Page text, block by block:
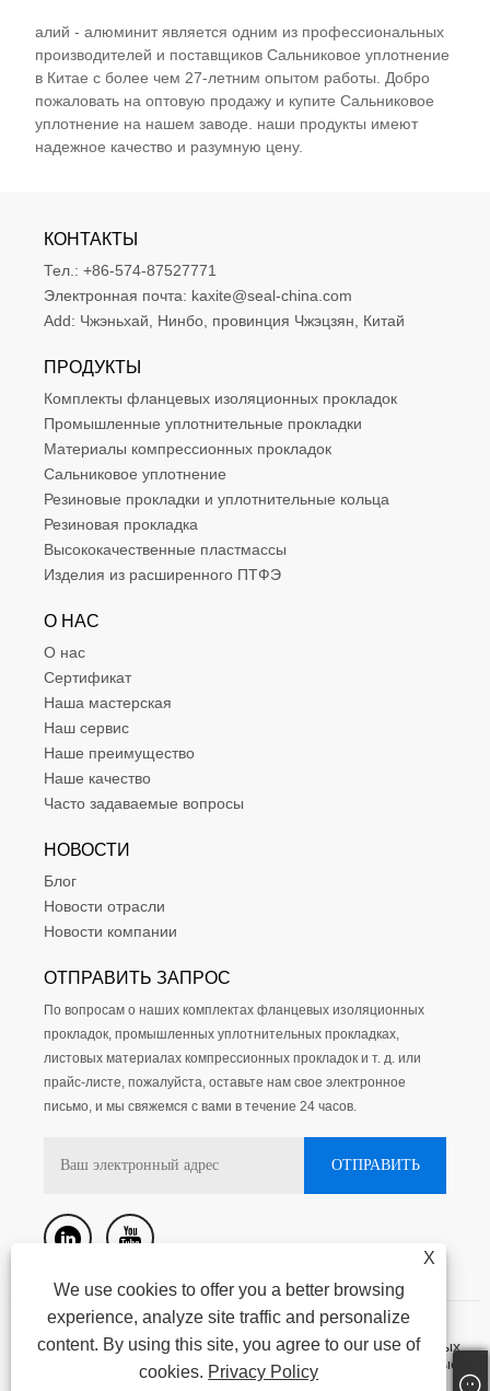
алий - алюминит является одним из профессиональных
производителей и поставщиков Сальниковое уплотнение
в Китае с более чем 27-летним опытом работы. Добро
пожаловать на оптовую продажу и купите Сальниковое
уплотнение на нашем заводе. наши продукты имеют
надежное качество и разумную цену.
КОНТАКТЫ
Тел.: +86-574-87527771
Электронная почта: kaxite@seal-china.com
Add: Чжэньхай, Нинбо, провинция Чжэцзян, Китай
ПРОДУКТЫ
Комплекты фланцевых изоляционных прокладок
Промышленные уплотнительные прокладки
Материалы компрессионных прокладок
Сальниковое уплотнение
Резиновые прокладки и уплотнительные кольца
Резиновая прокладка
Высококачественные пластмассы
Изделия из расширенного ПТФЭ
О НАС
О нас
Сертификат
Наша мастерская
Наш сервис
Наше преимущество
Наше качество
Часто задаваемые вопросы
НОВОСТИ
Блог
Новости отрасли
Новости компании
ОТПРАВИТЬ ЗАПРОС
По вопросам о наших комплектах фланцевых изоляционных
прокладок, промышленных уплотнительных прокладках,
листовых материалах компрессионных прокладок и т. д. или
прайс-листе, пожалуйста, оставьте нам свое электронное
письмо, и мы свяжемся с вами в течение 24 часов.
Авторское право @ 2015-2023 Нинбо Кассит
герметизирующие материалы лтд. - Комплекты фланцевых
изоляционных прокладок, промышленные уплотнительные
прокладки, листовые материалы для компрессионных
X
We use cookies to offer you a better browsing
experience, analyze site traffic and personalize
content. By using this site, you agree to our use of
cookies. Privacy Policy